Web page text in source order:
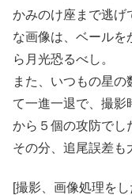
かみのけ座まで逃げ
な画像は、ベールを
ら月光恐るべし。
また、いつもの星
て一進一退で、撮影
から５個の攻防でし
その分、追尾誤差も
[撮影、画像処理を